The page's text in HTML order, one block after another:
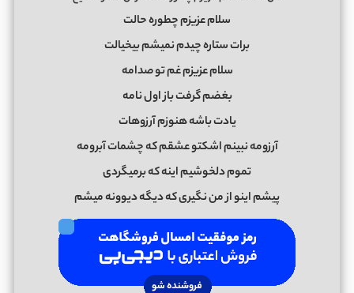
سلام عزیزم چطوره حالت
برات ستاره چیدم نمیشم بیخیالت
سلام عزیزم غم تو صدامه
بغضم گرفت باز اول نامه
یادت باشه هنوزم آرزوهات
آرزومه نبینم اشکتو عشقم که چشمات آبرومه
تموم دلخوشیم اینه که برمیگردی
پیشم اینو از من نگیری که دیگه دیوونه میشم